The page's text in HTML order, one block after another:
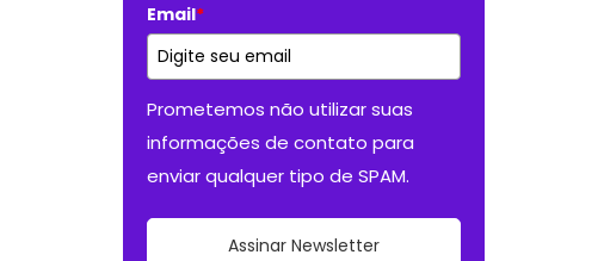
Email*
Prometemos não utilizar suas
informações de contato para
enviar qualquer tipo de SPAM.
Assinar Newsletter